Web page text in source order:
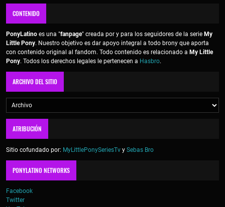
CONTENIDO
PonyLatino es una "fanpage" creada por y para los seguidores de la serie My
Little Pony. Nuestro objetivo es dar apoyo integral a todo brony que aporta
con contenido original al fandom. Todo contenido es relacionado a My Little
Pony. Todos los derechos legales le pertenecen a Hasbro.
ARCHIVO DEL SITIO
ATRIBUCIÓN
Sitio cofundado por: MyLittlePonySeriesTv y Sebas Bro
PONYLATINO NETWORKS
Facebook
Twitter